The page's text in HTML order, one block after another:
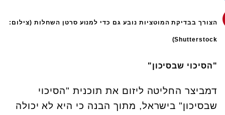
הצורך בבדיקת המוטציות נובע גם כדי למנוע סרטן השחלות (צילום:
Shutterstock)
"הסיכוי שבסיכון"
דמביצר החליטה ליזום את תוכנית "הסיכוי
שבסיכון" בישראל, מתוך הבנה כי היא לא יכולה